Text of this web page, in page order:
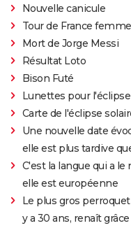
Nouvelle canicule
Tour de France
Mort de Jorge Messi
Résultat Loto
Bison Futé
Lunettes pour l'éclipse
Carte de l'éclipse
Une nouvelle date
elle est plus tardive
C'est la langue qui a
elle est européenne
Le plus gros
y a 30 ans, renaît